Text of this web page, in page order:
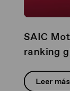
SAIC
ranking
Leer más